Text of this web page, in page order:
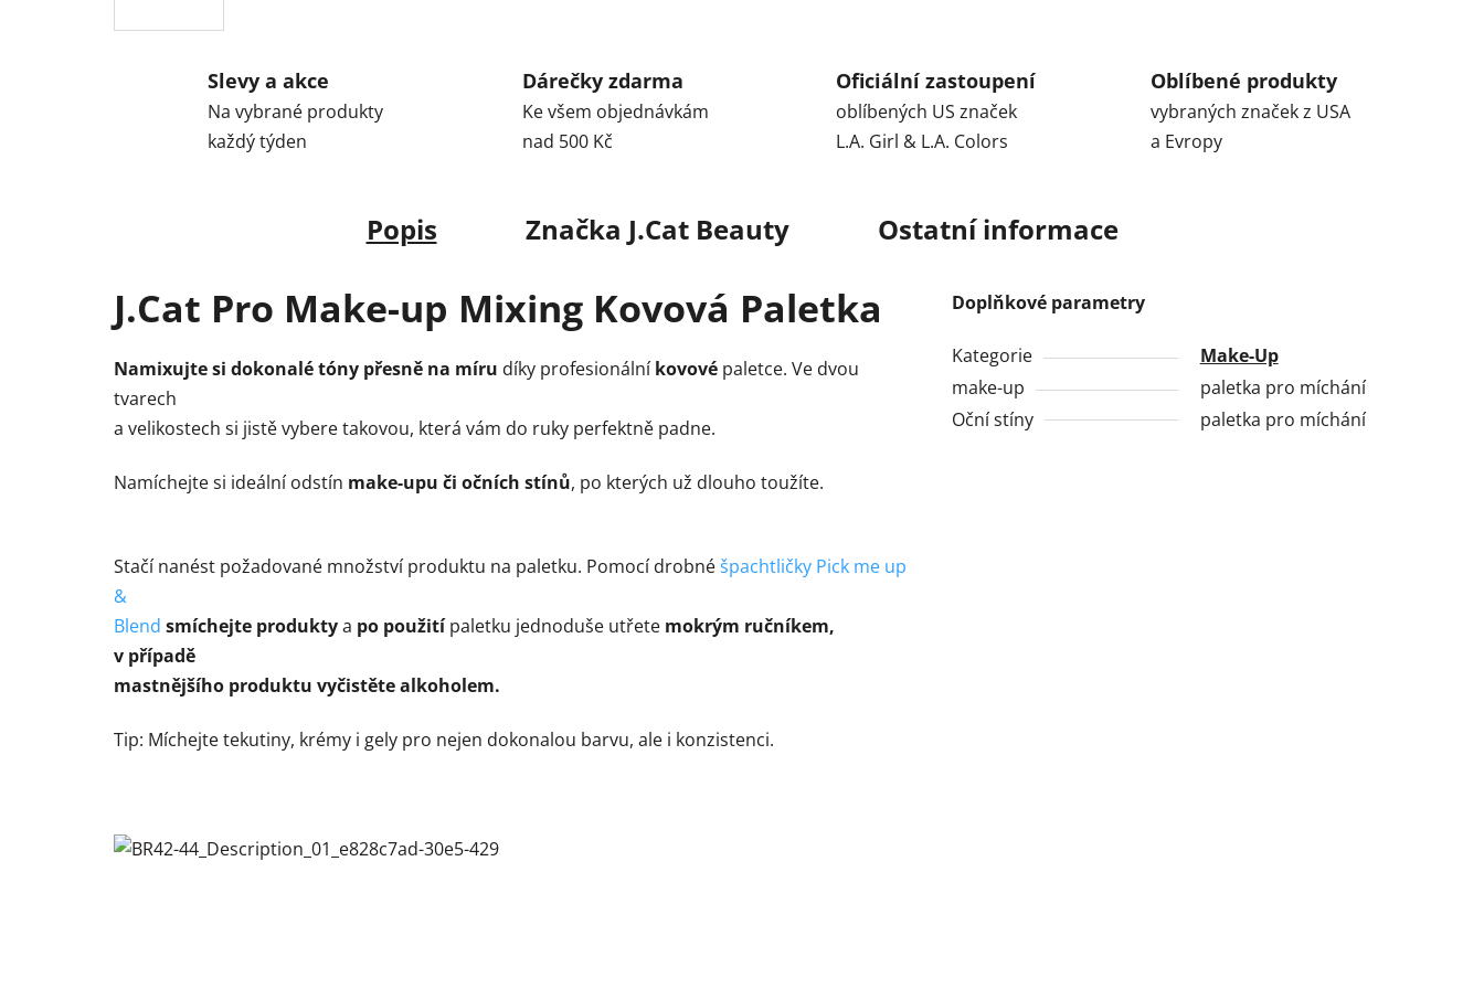
Slevy a akce
Na vybrané produkty
každý týden
Dárečky zdarma
Ke všem objednávkám
nad 500 Kč
Oficiální zastoupení
oblíbených US značek
L.A. Girl & L.A. Colors
Oblíbené produkty
vybraných značek z USA
a Evropy
Popis Značka J.Cat Beauty Ostatní informace
J.Cat Pro Make-up Mixing Kovová Paletka
Namixujte si dokonalé tóny přesně na míru díky profesionálníkovové paletce. Ve dvou
tvarech
a velikostech si jistě vybere takovou, která vám do ruky perfektně padne.
Namíchejte si ideální odstín make-upu či očních stínů, po kterých už dlouho toužíte.
Stačí nanést požadované množství produktu na paletku. Pomocí drobnéšpachtličky Pick me up
&
Blend smíchejte produktya po použitípaletku jednoduše utřete mokrým ručníkem,
v případě
mastnějšího produktu vyčistěte alkoholem.
Tip: Míchejte tekutiny, krémy i gely pro nejen dokonalou barvu, ale i konzistenci.
Doplňkové parametry
Kategorie
Make-Up
make-up
paletka pro míchání
Oční stíny
paletka pro míchání